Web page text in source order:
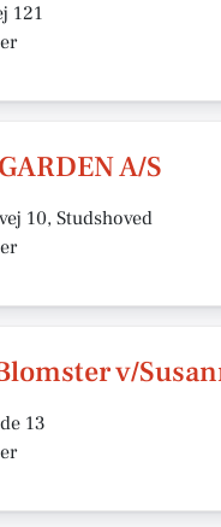
121
A/S
10, Studshoved
v/
13